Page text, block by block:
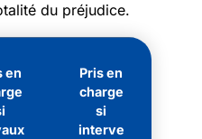
du préjudice.
en
Pris en
charge
si
interve